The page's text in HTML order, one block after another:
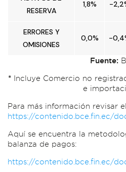
RESERVA
1,8% -
ERRORES Y
OMISIONES
0,0% -
Fuente:
* Incluye Comercio no
e
Para más información revisar
https://contenido.bce.fin.ec/
Aquí se encuentra la
balanza de pagos:
https://contenido.bce.fin.ec/